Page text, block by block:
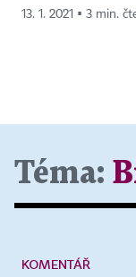
13. 1. 2021 ▪ 3 min.
Téma:
KOMENTÁŘ